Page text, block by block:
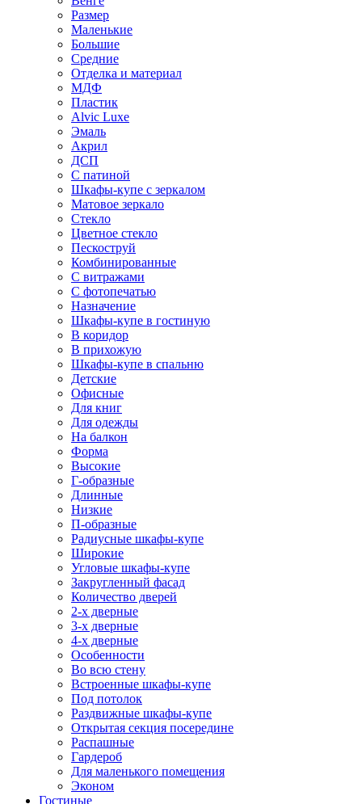
Размер
Маленькие
Большие
Средние
Отделка и материал
МДФ
Пластик
Alvic Luxe
Эмаль
Акрил
ДСП
С патиной
Шкафы-купе с зеркалом
Матовое зеркало
Стекло
Цветное стекло
Пескоструй
Комбинированные
С витражами
С фотопечатью
Назначение
Шкафы-купе в гостиную
В коридор
В прихожую
Шкафы-купе в спальню
Детские
Офисные
Для книг
Для одежды
На балкон
Форма
Высокие
Г-образные
Длинные
Низкие
П-образные
Радиусные шкафы-купе
Широкие
Угловые шкафы-купе
Закругленный фасад
Количество дверей
2-х дверные
3-х дверные
4-х дверные
Особенности
Во всю стену
Встроенные шкафы-купе
Под потолок
Раздвижные шкафы-купе
Открытая секция посередине
Распашные
Гардероб
Для маленького помещения
Эконом
Гостиные